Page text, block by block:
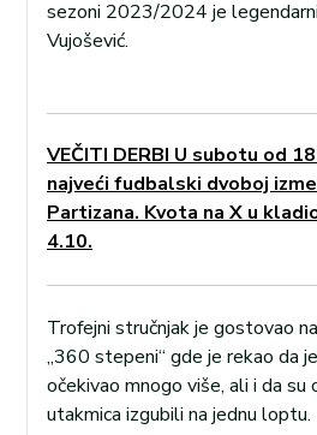
sezoni 2023/2024 je
Vujošević.
VEČITI DERBI U subotu od
najveći fudbalski dvoboj
Partizana. Kvota na X u
4.10.
Trofejni stručnjak je gostovao na
„360 stepeni“ gde je rekao da
očekivao mnogo više, ali i da su
utakmica izgubili na jednu loptu.